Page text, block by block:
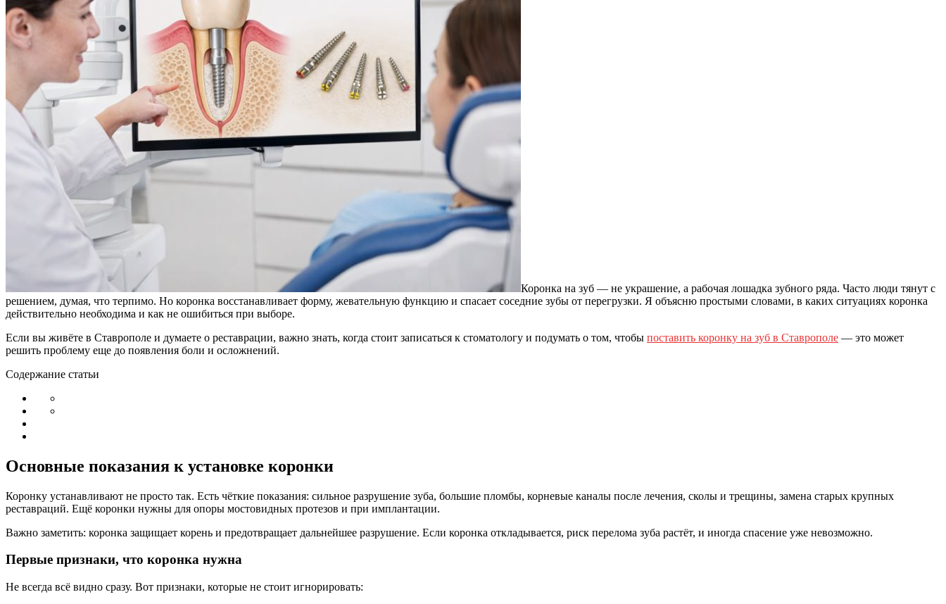
Коронка на зуб — не украшение, а рабочая лошадка зубного ряда. Часто люди тянут с
решением, думая, что терпимо. Но коронка восстанавливает форму, жевательную функцию и спасает соседние зубы от перегрузки. Я объясню простыми словами, в каких ситуациях коронка
действительно необходима и как не ошибиться при выборе.
Если вы живёте в Ставрополе и думаете о реставрации, важно знать, когда стоит записаться к стоматологу и подумать о том, чтобы поставить коронку на зуб в Ставрополе — это может
решить проблему еще до появления боли и осложнений.
Содержание статьи
Основные показания к установке коронки
Коронку устанавливают не просто так. Есть чёткие показания: сильное разрушение зуба, большие пломбы, корневые каналы после лечения, сколы и трещины, замена старых крупных
реставраций. Ещё коронки нужны для опоры мостовидных протезов и при имплантации.
Важно заметить: коронка защищает корень и предотвращает дальнейшее разрушение. Если коронка откладывается, риск перелома зуба растёт, и иногда спасение уже невозможно.
Первые признаки, что коронка нужна
Не всегда всё видно сразу. Вот признаки, которые не стоит игнорировать: